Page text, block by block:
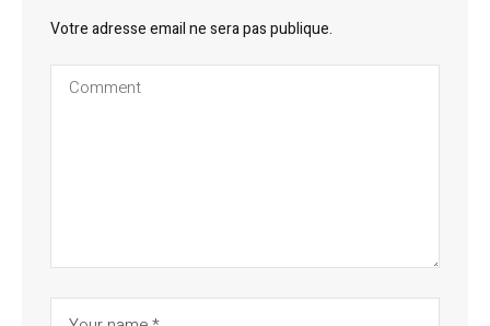
Votre adresse email ne sera pas publique.